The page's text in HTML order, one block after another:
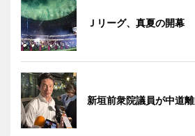
Ｊリーグ、真夏の開幕
新垣前衆院議員が中道